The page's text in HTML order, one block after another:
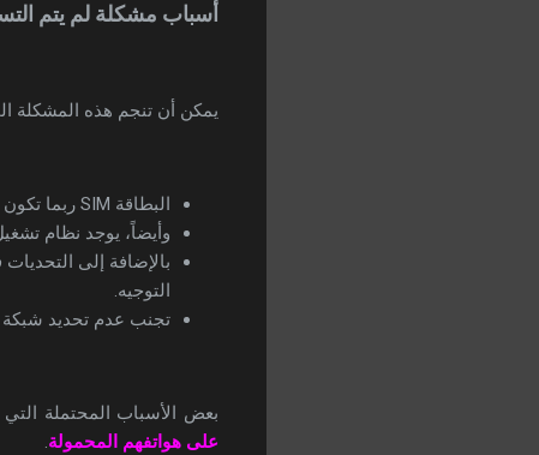
أسباب مشكلة لم يتم
يمكن أن تنجم هذه المشكلة
البطاقة SIM ربما تكون تالفة أو غير مثبتة بشكل صحيح.
وأيضاً، يوجد نظام
بالإضافة إلى
التوجيه.
تجنب عدم تحديد شبكة
بعض الأسباب المحتملة
على هواتفهم المحمولة.